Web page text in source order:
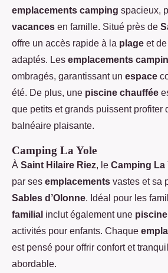
emplacements camping spacieux,
vacances en famille. Situé près de
offre un accès rapide à la plage et
adaptés. Les emplacements
ombragés, garantissant un espace
été. De plus, une piscine chauffée
que petits et grands puissent profiter
balnéaire plaisante.
Camping La Yole
À Saint Hilaire Riez, le Camping La
par ses emplacements vastes et sa
Sables d’Olonne. Idéal pour les
familial inclut également une
activités pour enfants. Chaque
est pensé pour offrir confort et
abordable.